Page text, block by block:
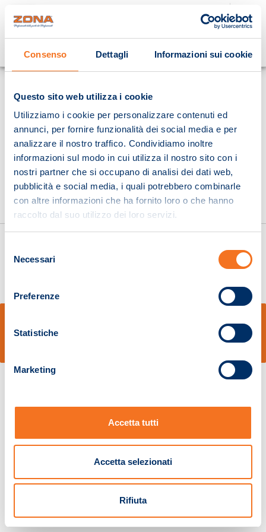
Consenso Dettagli Informazioni sui cookie
Questo sito web utilizza i cookie
Utilizziamo i cookie per personalizzare contenuti ed
annunci, per fornire funzionalità dei social media e per
analizzare il nostro traffico. Condividiamo inoltre
informazioni sul modo in cui utilizza il nostro sito con i
nostri partner che si occupano di analisi dei dati web,
pubblicità e social media, i quali potrebbero combinarle
con altre informazioni che ha fornito loro o che hanno
raccolto dal suo utilizzo dei loro servizi.
delNecessari
Preferenze
Statistiche
Marketing
Accetta tutti
Accetta selezionati
Rifiuta
Cosa stai cercando?
Pistoia 01680210505 – R.E.A. n.155974 - Cap.Soc. € 2.000.000,00 i.v. La
Società adotta il Codice Etico D.lgs. 231/01